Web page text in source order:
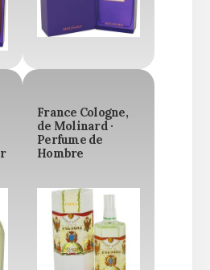
France Cologne,
de Molinard ·
Perfume de
Hombre